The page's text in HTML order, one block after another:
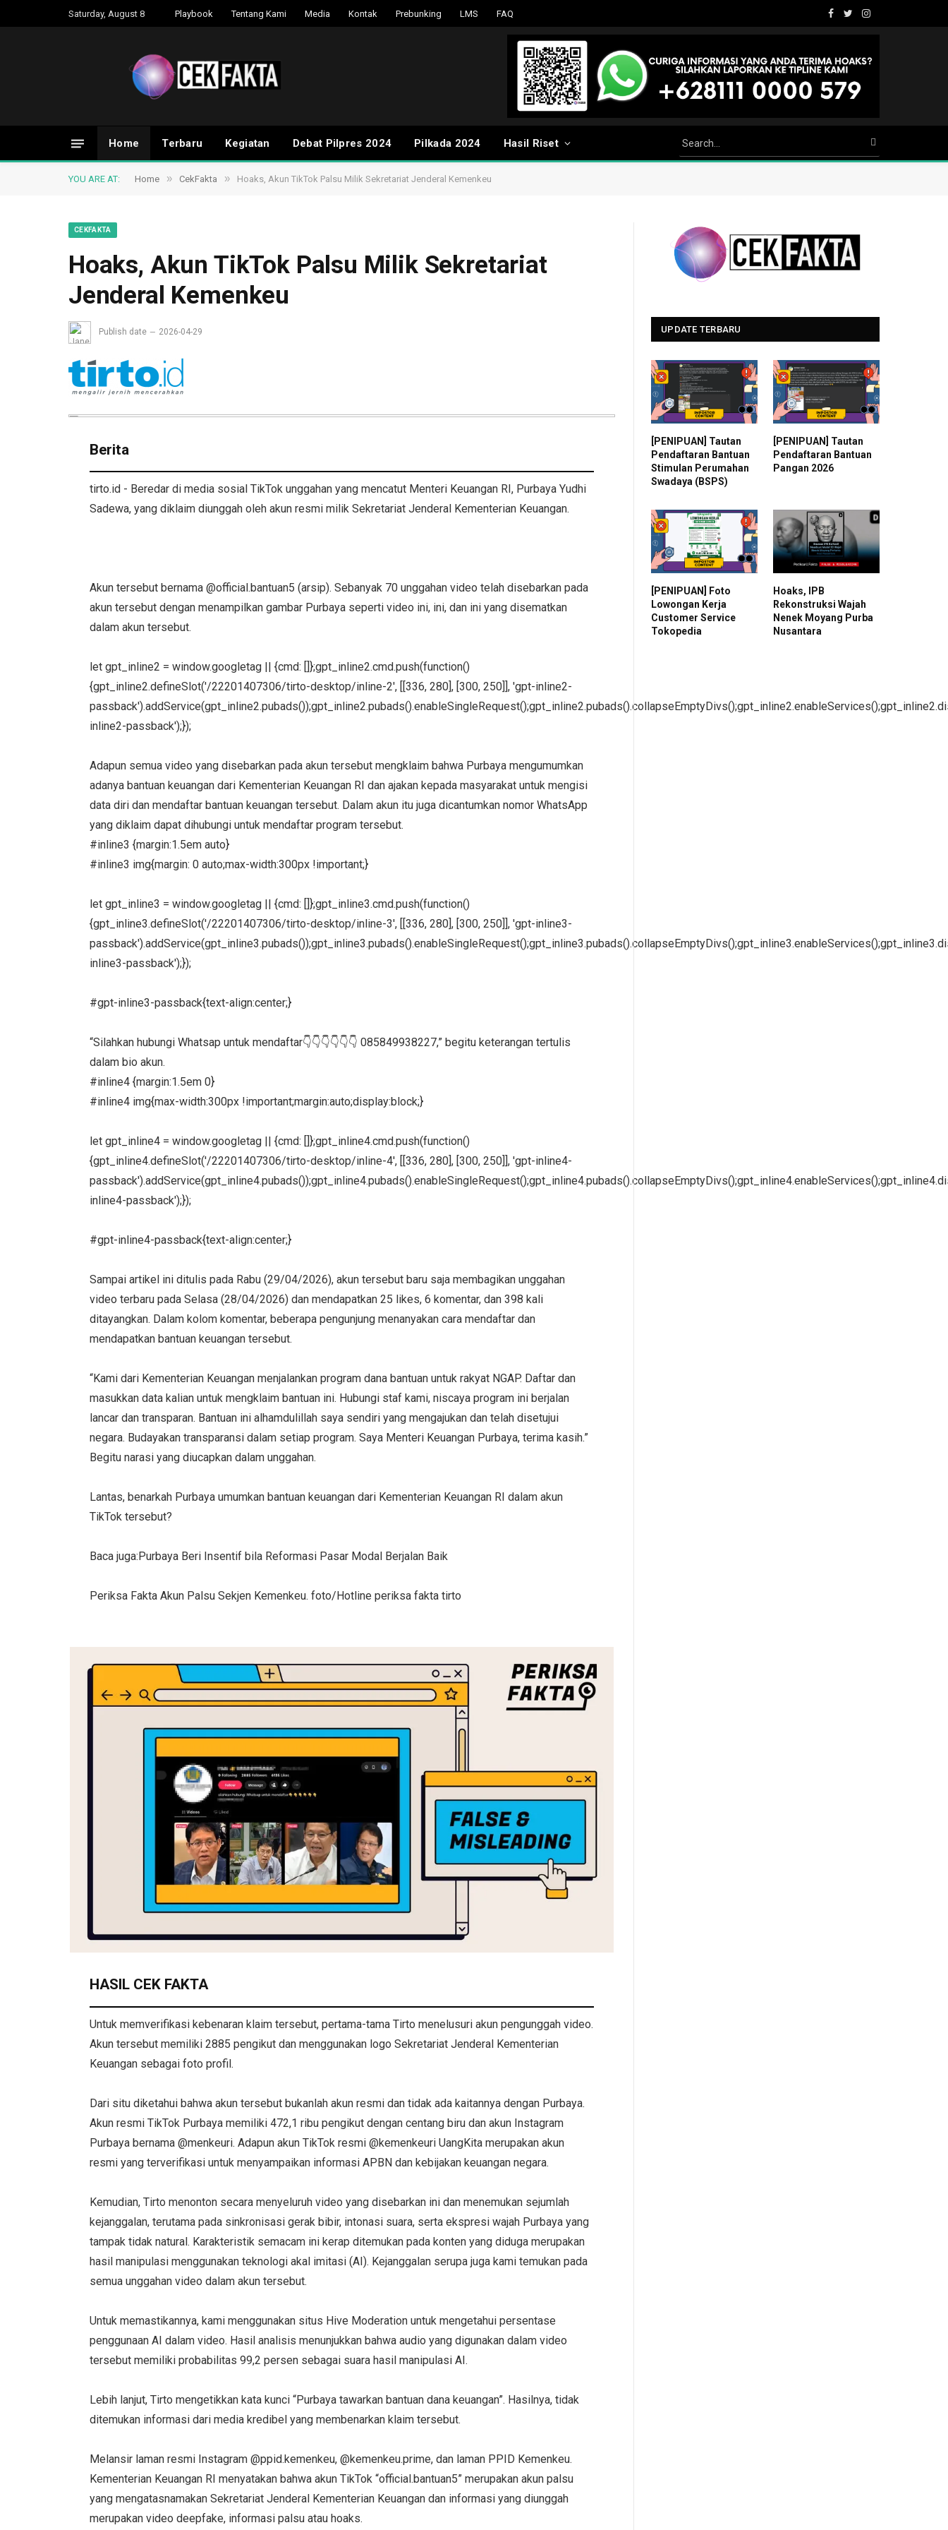
Saturday, August 8 Playbook Tentang Kami Media Kontak Prebunking LMS FAQ
Facebook
TwitterInstagram
Home Terbaru Kegiatan Debat Pilpres 2024 Pilkada 2024 Hasil Riset
YOU ARE AT: Home » CekFakta » Hoaks, Akun TikTok Palsu Milik Sekretariat Jenderal Kemenkeu
CEKFAKTA
Hoaks, Akun TikTok Palsu Milik Sekretariat
Jenderal Kemenkeu
Publish date 2026-04-29
Berita
tirto.id - Beredar di media sosial TikTok unggahan yang mencatut Menteri Keuangan RI, Purbaya Yudhi
Sadewa, yang diklaim diunggah oleh akun resmi milik Sekretariat Jenderal Kementerian Keuangan.
Akun tersebut bernama @official.bantuan5 (arsip). Sebanyak 70 unggahan video telah disebarkan pada
akun tersebut dengan menampilkan gambar Purbaya seperti video ini, ini, dan ini yang disematkan
dalam akun tersebut.
let gpt_inline2 = window.googletag || {cmd: []};gpt_inline2.cmd.push(function()
{gpt_inline2.defineSlot('/22201407306/tirto-desktop/inline-2', [[336, 280], [300, 250]], 'gpt-inline2-
inline2-passback');});
Adapun semua video yang disebarkan pada akun tersebut mengklaim bahwa Purbaya mengumumkan
adanya bantuan keuangan dari Kementerian Keuangan RI dan ajakan kepada masyarakat untuk mengisi
data diri dan mendaftar bantuan keuangan tersebut. Dalam akun itu juga dicantumkan nomor WhatsApp
yang diklaim dapat dihubungi untuk mendaftar program tersebut.
#inline3 {margin:1.5em auto}
#inline3 img{margin: 0 auto;max-width:300px !important;}
let gpt_inline3 = window.googletag || {cmd: []};gpt_inline3.cmd.push(function()
{gpt_inline3.defineSlot('/22201407306/tirto-desktop/inline-3', [[336, 280], [300, 250]], 'gpt-inline3-
inline3-passback');});
#gpt-inline3-passback{text-align:center;}
“Silahkan hubungi Whatsap untuk mendaftar👇👇👇👇👇👇 085849938227,” begitu keterangan tertulis
dalam bio akun.
#inline4 {margin:1.5em 0}
#inline4 img{max-width:300px !important;margin:auto;display:block;}
let gpt_inline4 = window.googletag || {cmd: []};gpt_inline4.cmd.push(function()
{gpt_inline4.defineSlot('/22201407306/tirto-desktop/inline-4', [[336, 280], [300, 250]], 'gpt-inline4-
inline4-passback');});
#gpt-inline4-passback{text-align:center;}
Sampai artikel ini ditulis pada Rabu (29/04/2026), akun tersebut baru saja membagikan unggahan
video terbaru pada Selasa (28/04/2026) dan mendapatkan 25 likes, 6 komentar, dan 398 kali
ditayangkan. Dalam kolom komentar, beberapa pengunjung menanyakan cara mendaftar dan
mendapatkan bantuan keuangan tersebut.
“Kami dari Kementerian Keuangan menjalankan program dana bantuan untuk rakyat NGAP. Daftar dan
masukkan data kalian untuk mengklaim bantuan ini. Hubungi staf kami, niscaya program ini berjalan
lancar dan transparan. Bantuan ini alhamdulillah saya sendiri yang mengajukan dan telah disetujui
negara. Budayakan transparansi dalam setiap program. Saya Menteri Keuangan Purbaya, terima kasih.”
Begitu narasi yang diucapkan dalam unggahan.
Lantas, benarkah Purbaya umumkan bantuan keuangan dari Kementerian Keuangan RI dalam akun
TikTok tersebut?
Baca juga:Purbaya Beri Insentif bila Reformasi Pasar Modal Berjalan Baik
Periksa Fakta Akun Palsu Sekjen Kemenkeu. foto/Hotline periksa fakta tirto
HASIL CEK FAKTA
Untuk memverifikasi kebenaran klaim tersebut, pertama-tama Tirto menelusuri akun pengunggah video.
Akun tersebut memiliki 2885 pengikut dan menggunakan logo Sekretariat Jenderal Kementerian
Keuangan sebagai foto profil.
Dari situ diketahui bahwa akun tersebut bukanlah akun resmi dan tidak ada kaitannya dengan Purbaya.
Akun resmi TikTok Purbaya memiliki 472,1 ribu pengikut dengan centang biru dan akun Instagram
Purbaya bernama @menkeuri. Adapun akun TikTok resmi @kemenkeuri UangKita merupakan akun
resmi yang terverifikasi untuk menyampaikan informasi APBN dan kebijakan keuangan negara.
Kemudian, Tirto menonton secara menyeluruh video yang disebarkan ini dan menemukan sejumlah
kejanggalan, terutama pada sinkronisasi gerak bibir, intonasi suara, serta ekspresi wajah Purbaya yang
tampak tidak natural. Karakteristik semacam ini kerap ditemukan pada konten yang diduga merupakan
hasil manipulasi menggunakan teknologi akal imitasi (AI). Kejanggalan serupa juga kami temukan pada
semua unggahan video dalam akun tersebut.
Untuk memastikannya, kami menggunakan situs Hive Moderation untuk mengetahui persentase
penggunaan AI dalam video. Hasil analisis menunjukkan bahwa audio yang digunakan dalam video
tersebut memiliki probabilitas 99,2 persen sebagai suara hasil manipulasi AI.
Lebih lanjut, Tirto mengetikkan kata kunci “Purbaya tawarkan bantuan dana keuangan”. Hasilnya, tidak
ditemukan informasi dari media kredibel yang membenarkan klaim tersebut.
Melansir laman resmi Instagram @ppid.kemenkeu, @kemenkeu.prime, dan laman PPID Kemenkeu.
Kementerian Keuangan RI menyatakan bahwa akun TikTok “official.bantuan5” merupakan akun palsu
yang mengatasnamakan Sekretariat Jenderal Kementerian Keuangan dan informasi yang diunggah
merupakan video deepfake, informasi palsu atau hoaks.
UPDATE TERBARU
[PENIPUAN] Tautan
Pendaftaran Bantuan
Stimulan Perumahan
Swadaya (BSPS)
[PENIPUAN] Tautan
Pendaftaran Bantuan
Pangan 2026
[PENIPUAN] Foto
Lowongan Kerja
Customer Service
Tokopedia
Hoaks, IPB
Rekonstruksi Wajah
Nenek Moyang Purba
Nusantara